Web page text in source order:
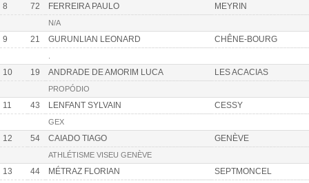
8 72 FERREIRA PAULO MEYRIN
N/A
9 21 GURUNLIAN LEONARD CHÊNE-BOURG
10 19 ANDRADE DE AMORIM LUCA LES ACACIAS
PROPÓDIO
11 43 LENFANT SYLVAIN CESSY
GEX
12 54 CAIADO TIAGO GENÈVE
ATHLÉTISME VISEU GENÈVE
13 44 MÉTRAZ FLORIAN SEPTMONCEL